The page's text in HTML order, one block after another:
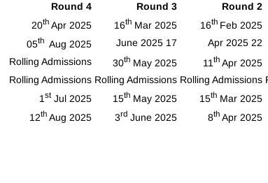
Round 2
Round 3
Round 4
16th Feb 2025
16th Mar 2025
20th Apr 2025
22 Apr 2025
17 June 2025
05th Aug 2025
11th Apr 2025
30th May 2025
Rolling Admissions
Rolling Admissions
Rolling Admissions
Rolling Admissions
15th Mar 2025
15th May 2025
1stJul 2025
8th Apr 2025
3rd June 2025
12th Aug 2025